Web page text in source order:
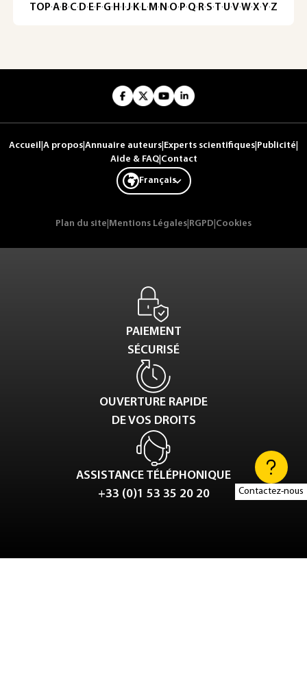
Contactez-nous
TOP·A·B·C· D· E· F·G· H · ·J· K· L· M · N ·O· P·Q· R·S·T·U·V·W·X·Y·Z
Accueil A propos Annuaire auteurs Experts scientifiques Publicité
Aide & FAQ| Contact
Français
Plan du site Mentions Légales RGPD Cookies
PAIEMENT
SÉCURISÉ
OUVERTURE RAPIDE
DE VOS DROITS
ASSISTANCE TÉLÉPHONIQUE
+33 (0)1 53 35 20 20